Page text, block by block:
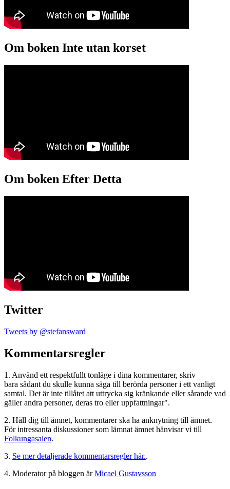
Om boken Inte utan korset
Om boken Efter Detta
Twitter
Tweets by @stefansward
Kommentarsregler
1. Använd ett respektfullt tonläge i dina kommentarer, skriv
bara sådant du skulle kunna säga till berörda personer i ett vanligt
samtal. Det är inte tillåtet att uttrycka sig kränkande eller sårande vad
gäller andra personer, deras tro eller uppfattningar".
2. Håll dig till ämnet, kommentarer ska ha anknytning till ämnet.
För intressanta diskussioner som lämnat ämnet hänvisar vi till
Folkungasalen.
3. Se mer detaljerade kommentarsregler här..
4. Moderator på bloggen ärMicael Gustavsson